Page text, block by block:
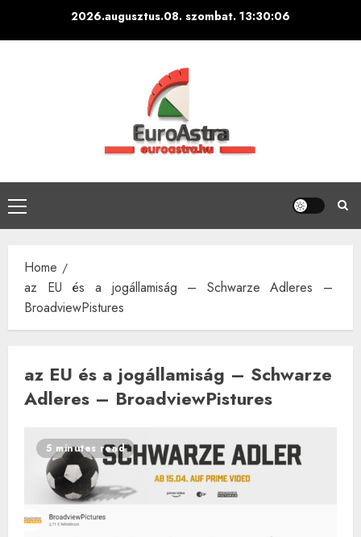
2026.augusztus.08. szombat. 13:30:06
Primary
Menu
Home
az EU és a jogállamiság – Schwarze Adleres –
BroadviewPistures
az EU és a jogállamiság – Schwarze
Adleres – BroadviewPistures
5 minutes read